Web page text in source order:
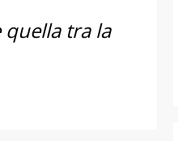
quella tra la